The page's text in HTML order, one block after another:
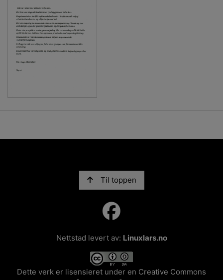
Til toppen
Nettstad levert av: Linuxlars.no
Dette verk er lisensieret under en Creative Commons